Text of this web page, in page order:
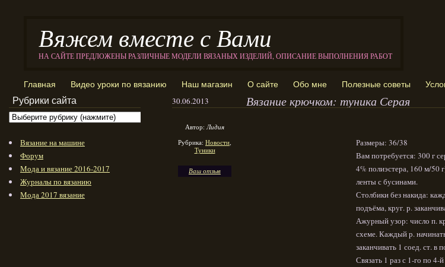
Вяжем вместе с Вами
НА САЙТЕ ПРЕДЛОЖЕНЫ РАЗЛИЧНЫЕ МОДЕЛИ ВЯЗАНЫХ ИЗДЕЛИЙ, ОПИСАНИЕ ВЫПОЛНЕНИЯ РАБОТ
Главная Видео уроки по вязанию Наш магазин О сайте Обо мне Полезные советы
30.06.2013 Вязание крючком: туника Серая
Автор:Лидия
Рубрика: Новости,
Туники
Ваш отзыв
Размеры: 36/38
Вам потребуется: 300 г
4% полиэстера, 160 м/
ленты с бусинами.
Столбики без накида:
подъёма, круг. р.
Ажурный узор: число п.
схеме. Каждый р.
заканчивать 1 соед. ст.
Связать 1 раз с 1-го по 4-
Рубрики сайта
Вязание на машине
Форум
Мода и вязание 2016-2017
Журналы по вязанию
Мода 2017 вязание